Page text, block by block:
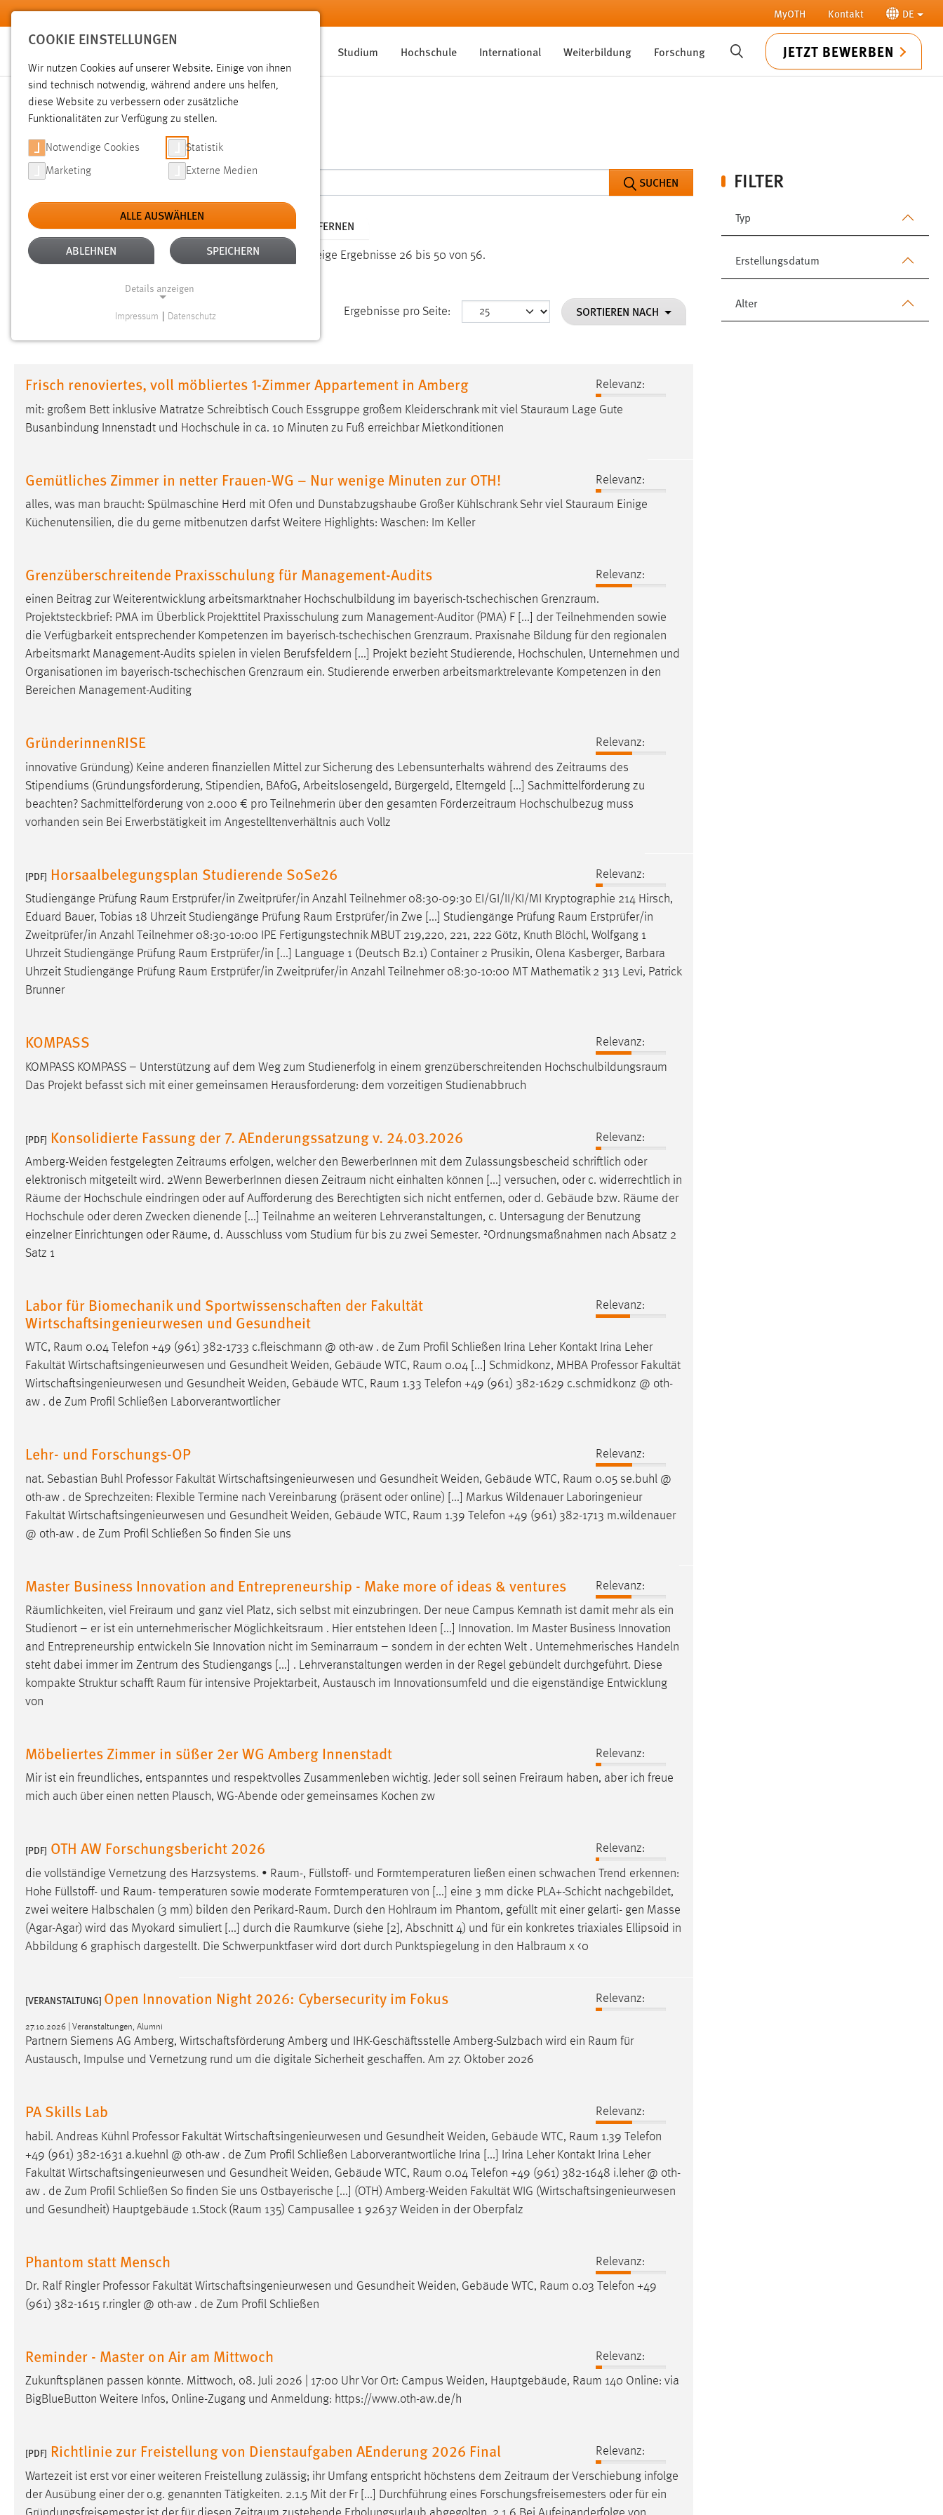
Zum Hauptinhalt springen MyOTH Kontakt DE
Studium Hochschule International Weiterbildung Forschung SUCHE JETZT BEWERBEN
SUCHE
FILTER
Typ
Erstellungsdatum
Alter
SUCHEN
Aktive Filter: ALTER: 1 BIS 6 MONATE ALLE FILTER ENTFERNEN
Gesucht nach "raum". Es wurden 56 Ergebnisse gefunden. Zeige Ergebnisse 26 bis 50 von 56.
Ergebnisse pro Seite: SORTIEREN NACH
Frisch renoviertes, voll möbliertes 1-Zimmer Appartement in Amberg
Relevanz:
mit: großem Bett inklusive Matratze Schreibtisch Couch Essgruppe großem Kleiderschrank mit viel Stauraum Lage Gute
Busanbindung Innenstadt und Hochschule in ca. 10 Minuten zu Fuß erreichbar Mietkonditionen
Gemütliches Zimmer in netter Frauen-WG – Nur wenige Minuten zur OTH!
Relevanz:
alles, was man braucht: Spülmaschine Herd mit Ofen und Dunstabzugshaube Großer Kühlschrank Sehr viel Stauraum Einige
Küchenutensilien, die du gerne mitbenutzen darfst Weitere Highlights: Waschen: Im Keller
Grenzüberschreitende Praxisschulung für Management-Audits
Relevanz:
einen Beitrag zur Weiterentwicklung arbeitsmarktnaher Hochschulbildung im bayerisch-tschechischen Grenzraum.
Projektsteckbrief: PMA im Überblick Projekttitel Praxisschulung zum Management-Auditor (PMA) F [...] der Teilnehmenden sowie
die Verfügbarkeit entsprechender Kompetenzen im bayerisch-tschechischen Grenzraum. Praxisnahe Bildung für den regionalen
Arbeitsmarkt Management-Audits spielen in vielen Berufsfeldern [...] Projekt bezieht Studierende, Hochschulen, Unternehmen und
Organisationen im bayerisch-tschechischen Grenzraum ein. Studierende erwerben arbeitsmarktrelevante Kompetenzen in den
Bereichen Management-Auditing
GründerinnenRISE
Relevanz:
innovative Gründung) Keine anderen finanziellen Mittel zur Sicherung des Lebensunterhalts während des Zeitraums des
Stipendiums (Gründungsförderung, Stipendien, BAföG, Arbeitslosengeld, Bürgergeld, Elterngeld [...] Sachmittelförderung zu
beachten? Sachmittelförderung von 2.000 € pro Teilnehmerin über den gesamten Förderzeitraum Hochschulbezug muss
vorhanden sein Bei Erwerbstätigkeit im Angestelltenverhältnis auch Vollz
[PDF] Horsaalbelegungsplan Studierende SoSe26
Relevanz:
Studiengänge Prüfung Raum Erstprüfer/in Zweitprüfer/in Anzahl Teilnehmer 08:30-09:30 EI/GI/II/KI/MI Kryptographie 214 Hirsch,
Eduard Bauer, Tobias 18 Uhrzeit Studiengänge Prüfung Raum Erstprüfer/in Zwe [...] Studiengänge Prüfung Raum Erstprüfer/in
Zweitprüfer/in Anzahl Teilnehmer 08:30-10:00 IPE Fertigungstechnik MBUT 219,220, 221, 222 Götz, Knuth Blöchl, Wolfgang 1
Uhrzeit Studiengänge Prüfung Raum Erstprüfer/in [...] Language 1 (Deutsch B2.1) Container 2 Prusikin, Olena Kasberger, Barbara
Uhrzeit Studiengänge Prüfung Raum Erstprüfer/in Zweitprüfer/in Anzahl Teilnehmer 08:30-10:00 MT Mathematik 2 313 Levi, Patrick
Brunner
KOMPASS
Relevanz:
KOMPASS KOMPASS – Unterstützung auf dem Weg zum Studienerfolg in einem grenzüberschreitenden Hochschulbildungsraum
Das Projekt befasst sich mit einer gemeinsamen Herausforderung: dem vorzeitigen Studienabbruch
[PDF] Konsolidierte Fassung der 7. AEnderungssatzung v. 24.03.2026
Relevanz:
Amberg-Weiden festgelegten Zeitraums erfolgen, welcher den BewerberInnen mit dem Zulassungsbescheid schriftlich oder
elektronisch mitgeteilt wird. 2Wenn BewerberInnen diesen Zeitraum nicht einhalten können [...] versuchen, oder c. widerrechtlich in
Räume der Hochschule eindringen oder auf Aufforderung des Berechtigten sich nicht entfernen, oder d. Gebäude bzw. Räume der
Hochschule oder deren Zwecken dienende [...] Teilnahme an weiteren Lehrveranstaltungen, c. Untersagung der Benutzung
einzelner Einrichtungen oder Räume, d. Ausschluss vom Studium für bis zu zwei Semester. ²Ordnungsmaßnahmen nach Absatz 2
Satz 1
Labor für Biomechanik und Sportwissenschaften der Fakultät
Wirtschaftsingenieurwesen und Gesundheit
Relevanz:
WTC, Raum 0.04 Telefon +49 (961) 382-1733 c.fleischmann @ oth-aw . de Zum Profil Schließen Irina Leher Kontakt Irina Leher
Fakultät Wirtschaftsingenieurwesen und Gesundheit Weiden, Gebäude WTC, Raum 0.04 [...] Schmidkonz, MHBA Professor Fakultät
Wirtschaftsingenieurwesen und Gesundheit Weiden, Gebäude WTC, Raum 1.33 Telefon +49 (961) 382-1629 c.schmidkonz @ oth-
aw . de Zum Profil Schließen Laborverantwortlicher
Lehr- und Forschungs-OP
Relevanz:
nat. Sebastian Buhl Professor Fakultät Wirtschaftsingenieurwesen und Gesundheit Weiden, Gebäude WTC, Raum 0.05 se.buhl @
oth-aw . de Sprechzeiten: Flexible Termine nach Vereinbarung (präsent oder online) [...] Markus Wildenauer Laboringenieur
Fakultät Wirtschaftsingenieurwesen und Gesundheit Weiden, Gebäude WTC, Raum 1.39 Telefon +49 (961) 382-1713 m.wildenauer
@ oth-aw . de Zum Profil Schließen So finden Sie uns
Master Business Innovation and Entrepreneurship - Make more of ideas & ventures
Relevanz:
Räumlichkeiten, viel Freiraum und ganz viel Platz, sich selbst mit einzubringen. Der neue Campus Kemnath ist damit mehr als ein
Studienort – er ist ein unternehmerischer Möglichkeitsraum . Hier entstehen Ideen [...] Innovation. Im Master Business Innovation
and Entrepreneurship entwickeln Sie Innovation nicht im Seminarraum – sondern in der echten Welt . Unternehmerisches Handeln
steht dabei immer im Zentrum des Studiengangs [...] . Lehrveranstaltungen werden in der Regel gebündelt durchgeführt. Diese
kompakte Struktur schafft Raum für intensive Projektarbeit, Austausch im Innovationsumfeld und die eigenständige Entwicklung
von
Möbeliertes Zimmer in süßer 2er WG Amberg Innenstadt
Relevanz:
Mir ist ein freundliches, entspanntes und respektvolles Zusammenleben wichtig. Jeder soll seinen Freiraum haben, aber ich freue
mich auch über einen netten Plausch, WG-Abende oder gemeinsames Kochen zw
[PDF] OTH AW Forschungsbericht 2026
Relevanz:
die vollständige Vernetzung des Harzsystems. • Raum-, Füllstoff- und Formtemperaturen ließen einen schwachen Trend erkennen:
Hohe Füllstoff- und Raum- temperaturen sowie moderate Formtemperaturen von [...] eine 3 mm dicke PLA+-Schicht nachgebildet,
zwei weitere Halbschalen (3 mm) bilden den Perikard-Raum. Durch den Hohlraum im Phantom, gefüllt mit einer gelarti- gen Masse
(Agar-Agar) wird das Myokard simuliert [...] durch die Raumkurve (siehe [2], Abschnitt 4) und für ein konkretes triaxiales Ellipsoid in
Abbildung 6 graphisch dargestellt. Die Schwerpunktfaser wird dort durch Punktspiegelung in den Halbraum χ <0
[VERANSTALTUNG] Open Innovation Night 2026: Cybersecurity im Fokus
27.10.2026 | Veranstaltungen, Alumni
Relevanz:
Partnern Siemens AG Amberg, Wirtschaftsförderung Amberg und IHK-Geschäftsstelle Amberg-Sulzbach wird ein Raum für
Austausch, Impulse und Vernetzung rund um die digitale Sicherheit geschaffen. Am 27. Oktober 2026
PA Skills Lab
Relevanz:
habil. Andreas Kühnl Professor Fakultät Wirtschaftsingenieurwesen und Gesundheit Weiden, Gebäude WTC, Raum 1.39 Telefon
+49 (961) 382-1631 a.kuehnl @ oth-aw . de Zum Profil Schließen Laborverantwortliche Irina [...] Irina Leher Kontakt Irina Leher
Fakultät Wirtschaftsingenieurwesen und Gesundheit Weiden, Gebäude WTC, Raum 0.04 Telefon +49 (961) 382-1648 i.leher @ oth-
aw . de Zum Profil Schließen So finden Sie uns Ostbayerische [...] (OTH) Amberg-Weiden Fakultät WIG (Wirtschaftsingenieurwesen
und Gesundheit) Hauptgebäude 1.Stock (Raum 135) Campusallee 1 92637 Weiden in der Oberpfalz
Phantom statt Mensch
Relevanz:
Dr. Ralf Ringler Professor Fakultät Wirtschaftsingenieurwesen und Gesundheit Weiden, Gebäude WTC, Raum 0.03 Telefon +49
(961) 382-1615 r.ringler @ oth-aw . de Zum Profil Schließen
Reminder - Master on Air am Mittwoch
Relevanz:
Zukunftsplänen passen könnte. Mittwoch, 08. Juli 2026 | 17:00 Uhr Vor Ort: Campus Weiden, Hauptgebäude, Raum 140 Online: via
BigBlueButton Weitere Infos, Online-Zugang und Anmeldung: https://www.oth-aw.de/h
[PDF] Richtlinie zur Freistellung von Dienstaufgaben AEnderung 2026 Final
Relevanz:
Wartezeit ist erst vor einer weiteren Freistellung zulässig; ihr Umfang entspricht höchstens dem Zeitraum der Verschiebung infolge
der Ausübung einer der o.g. genannten Tätigkeiten. 2.1.5 Mit der Fr [...] Durchführung eines Forschungsfreisemesters oder für ein
COOKIE EINSTELLUNGEN
Wir nutzen Cookies auf unserer Website. Einige von ihnen
sind technisch notwendig, während andere uns helfen,
diese Website zu verbessern oder zusätzliche
Funktionalitäten zur Verfügung zu stellen.
Notwendige Cookies Statistik
Marketing Externe Medien
ALLE AUSWÄHLEN
ABLEHNEN SPEICHERN
Details anzeigen
Website erforderlich.
Einverständnis
Zweck:
Dieser Cookie speichert die
ausgewählten Einverständnis-Optionen
des Benutzers
Cookie Laufzeit: 1 Jahr
Performance
Name: staticfilecache
Zweck:
Für performante Seitenauslieferung wird
in diesem Cookie gespeichert, ob man
eingeloggt ist.
Sprachpräferenz
Zweck:
Das Cookie speichert die gewählte
Sprache der Website.
Cookie Laufzeit: 30 Tage
mibew_locale, mibew-chat-frame-style-
Zweck:
Wird benötigt um die Chatfunktion
nutzen zu können.
Cookie Laufzeit: MibewSessionID, mibew-chat-frame-
style-5e9dbeb1811c0446 =
Login
Name: fe_user, be_user, be_lastLoginProvider
Cookie Laufzeit: 24 Stunden
STATISTIK
Statistik Cookies erfassen Informationen anonym.
Diese Informationen helfen uns zu verstehen, wie
unsere Besucher unsere Website nutzen.
Name: _pk_ref, _pk_cvar, _pk_id, _pk_ses
Zweck: Zugriffsstatistik
Cookie Laufzeit: Max. 13 Monate
Marketing Cookies werden von Drittanbietern
verwendet, um personalisierte Werbung anzuzeigen.
Sie tun dies, indem sie Besucher über Websites
hinweg verfolgen.
Google Ads
Anbieter: Google Ireland Limited
Zweck: Conversion-Tracking
Cookie Laufzeit: 3 Monate
Facebook Pixel
Zweck: Conversion-Tracking
Cookie Laufzeit:
EXTERNE MEDIEN
Um Inhalte von Videoplattformen und Social Media
Plattformen anzeigen zu können, werden von diesen
externen Medien Cookies gesetzt.
YouTube
Impressum Datenschutz